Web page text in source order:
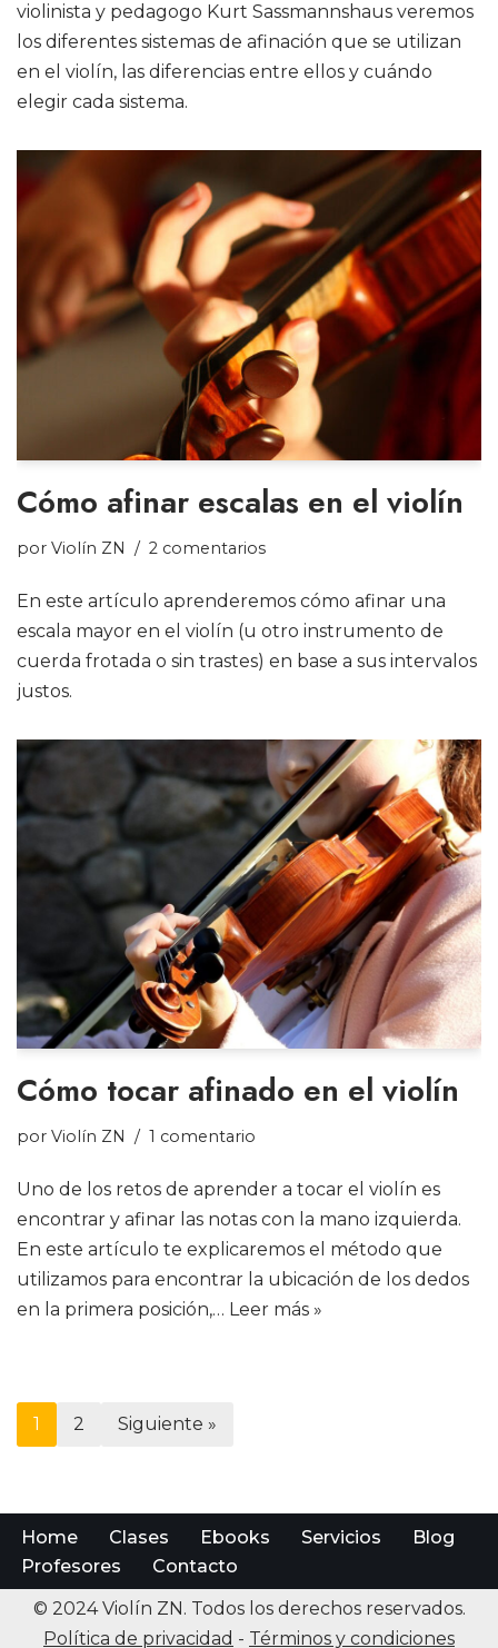
violinista y pedagogo Kurt Sassmannshaus veremos
los diferentes sistemas de afinación que se utilizan
en el violín, las diferencias entre ellos y cuándo
elegir cada sistema.
Cómo afinar escalas en el violín
por Violín ZN 2 comentarios
En este artículo aprenderemos cómo afinar una
escala mayor en el violín (u otro instrumento de
cuerda frotada o sin trastes) en base a sus intervalos
justos.
Cómo tocar afinado en el violín
por Violín ZN 1 comentario
Uno de los retos de aprender a tocar el violín es
encontrar y afinar las notas con la mano izquierda.
En este artículo te explicaremos el método que
utilizamos para encontrar la ubicación de los dedos
en la primera posición,… Leer más »
1 2 Siguiente »
Home Clases Ebooks Servicios
Blog
Profesores
Contacto
© 2024 Violín ZN. Todos los derechos reservados.
Política de privacidad - Términos y condiciones